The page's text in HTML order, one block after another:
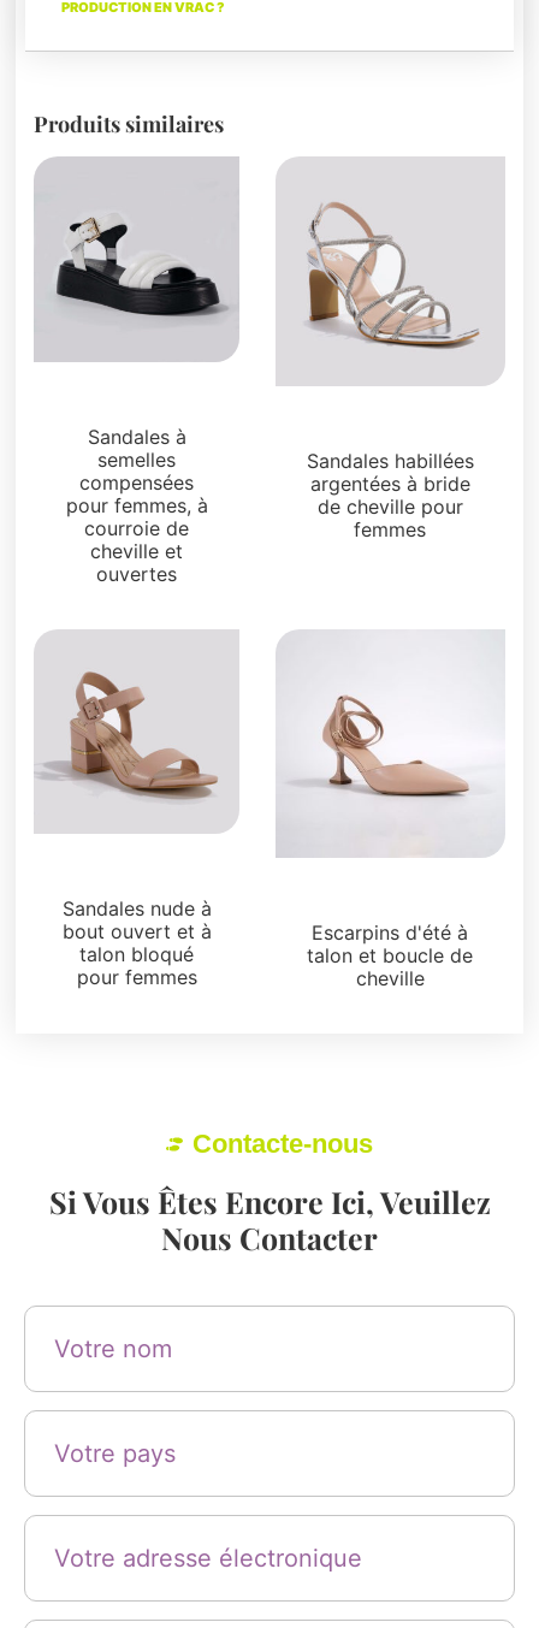
PRODUCTION EN VRAC ?
Produits similaires
Sandales à
semelles
compensées
pour femmes, à
courroie de
cheville et
ouvertes
Sandales habillées
argentées à bride
de cheville pour
femmes
Sandales nude à
bout ouvert et à
talon bloqué
pour femmes
Escarpins d'été à
talon et boucle de
cheville
Contacte-nous
Si Vous Êtes Encore Ici, Veuillez
Nous Contacter